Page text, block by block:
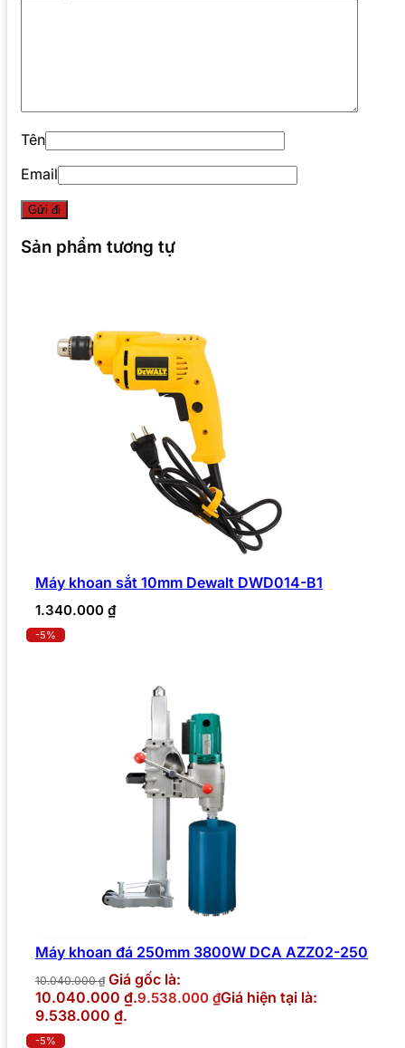
Tên
Email
Sản phẩm tương tự
Máy khoan sắt 10mm Dewalt DWD014-B1
1.340.000 ₫
-5%
Máy khoan đá 250mm 3800W DCA AZZ02-250
10.040.000₫ Giá gốc là:
10.040.000 ₫.9.538.000 ₫Giá hiện tại là:
9.538.000 ₫.
-5%